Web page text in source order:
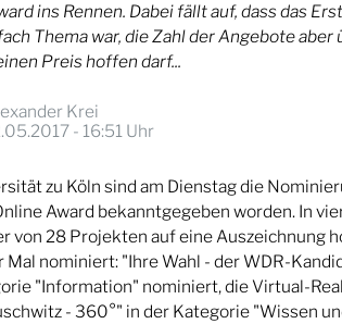
ins Rennen. Dabei fällt auf, dass das
Thema war, die Zahl der Angebote aber
Preis hoffen darf...
Krei
- 16:51 Uhr
zu Köln sind am Dienstag die
Award bekanntgegeben worden. In
von 28 Projekten auf eine Auszeichnung
Mal nominiert: "Ihre Wahl - der WDR-
"Information" nominiert, die Virtual-
- 360°" in der Kategorie "Wissen